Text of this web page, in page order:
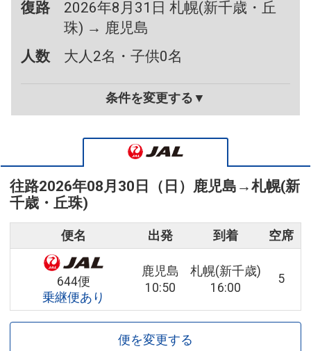
復路
2026年8月31日 札幌(新千歳・丘
珠) → 鹿児島
人数
大人2名・子供0名
条件を変更する▼
往路2026年08月30日（日） 鹿児島 →札幌(新
千歳・丘珠)
便名 出発 到着 空席
644便
乗継便あり
鹿児島
10:50
札幌(新千歳)
16:00
5
便を変更する